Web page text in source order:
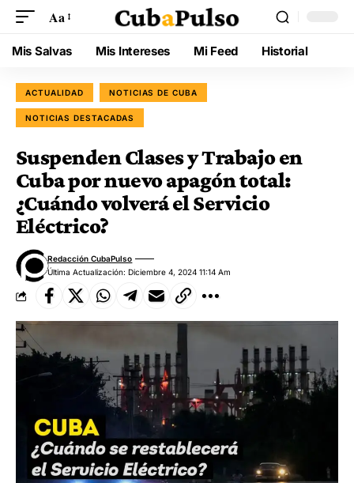
Aa
Mis Salvas Mis Intereses Mi Feed Historial
ACTUALIDAD NOTICIAS DE CUBA
NOTICIAS DESTACADAS
Suspenden Clases y Trabajo en
Cuba por nuevo apagón total:
¿Cuándo volverá el Servicio
Eléctrico?
Última Actualización: Diciembre 4, 2024 11:14 Am
Redacción CubaPulso